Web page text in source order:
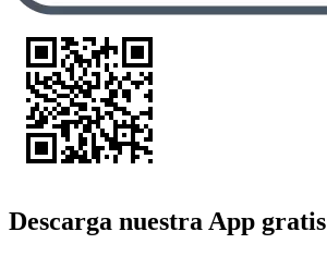
Descarga nuestra App gratis